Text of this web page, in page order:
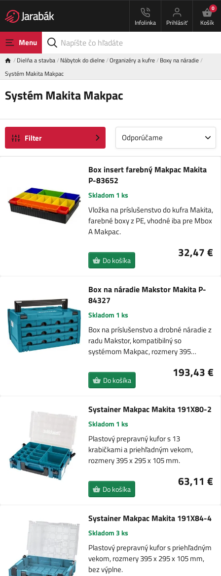
Infolinka Prihlásiť
0
Košík
Menu
Dielňa a stavba Nábytok do dielne Organizéry a kufre Boxy na náradie
Systém Makita Makpac
Systém Makita Makpac
Filter Odporúčame
Box insert farebný Makpac Makita
P-83652
Skladom 1 ks
Vložka na príslušenstvo do kufra Makita,
farebné boxy z PE, vhodné iba pre Mbox
A Makpac.
32,47 €
Do košíka
Box na náradie Makstor Makita P-
84327
Skladom 1 ks
Box na príslušenstvo a drobné náradie z
radu Makstor, kompatibilný so
systémom Makpac, rozmery 395…
193,43 €
Do košíka
Systainer Makpac Makita 191X80-2
Skladom 1 ks
Plastový prepravný kufor s 13
krabičkami a priehľadným vekom,
rozmery 395 x 295 x 105 mm.
63,11 €
Do košíka
Systainer Makpac Makita 191X84-4
Skladom 3 ks
Plastový prepravný kufor s priehľadným
vekom, rozmery 395 x 295 x 105 mm,
bez výplne.